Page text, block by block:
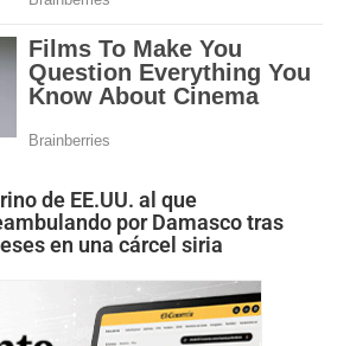
de EE.UU. al que
por Damasco tras
en una cárcel siria